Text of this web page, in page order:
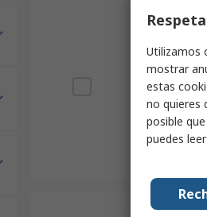
Utilizamos
mostrar
estas
no quieres
posible
puedes